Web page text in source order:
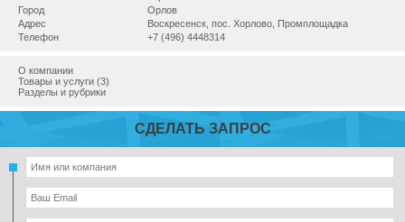
Город
Орлов
Адрес
Воскресенск, пос. Хорлово, Промплощадка
Телефон
+7 (496) 4448314
О компании
Товары и услуги (3)
Разделы и рубрики
СДЕЛАТЬ ЗАПРОС